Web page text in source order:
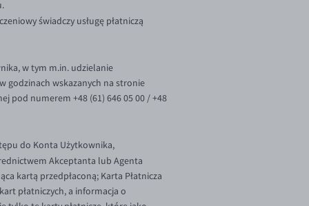
świadczy usługę płatniczą
w tym m.in. udzielanie
godzinach wskazanych na stronie
pod numerem +48 (61) 646 05 00 / +48
do Konta Użytkownika,
Akceptanta lub Agenta
kartą przedpłaconą; Karta Płatnicza
płatniczych, a informacja o